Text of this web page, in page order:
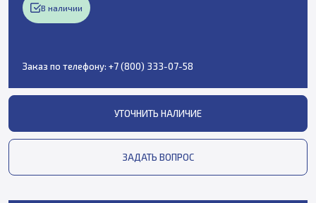
В наличии
Заказ по телефону: +7 (800) 333-07-58
УТОЧНИТЬ НАЛИЧИЕ
ЗАДАТЬ ВОПРОС